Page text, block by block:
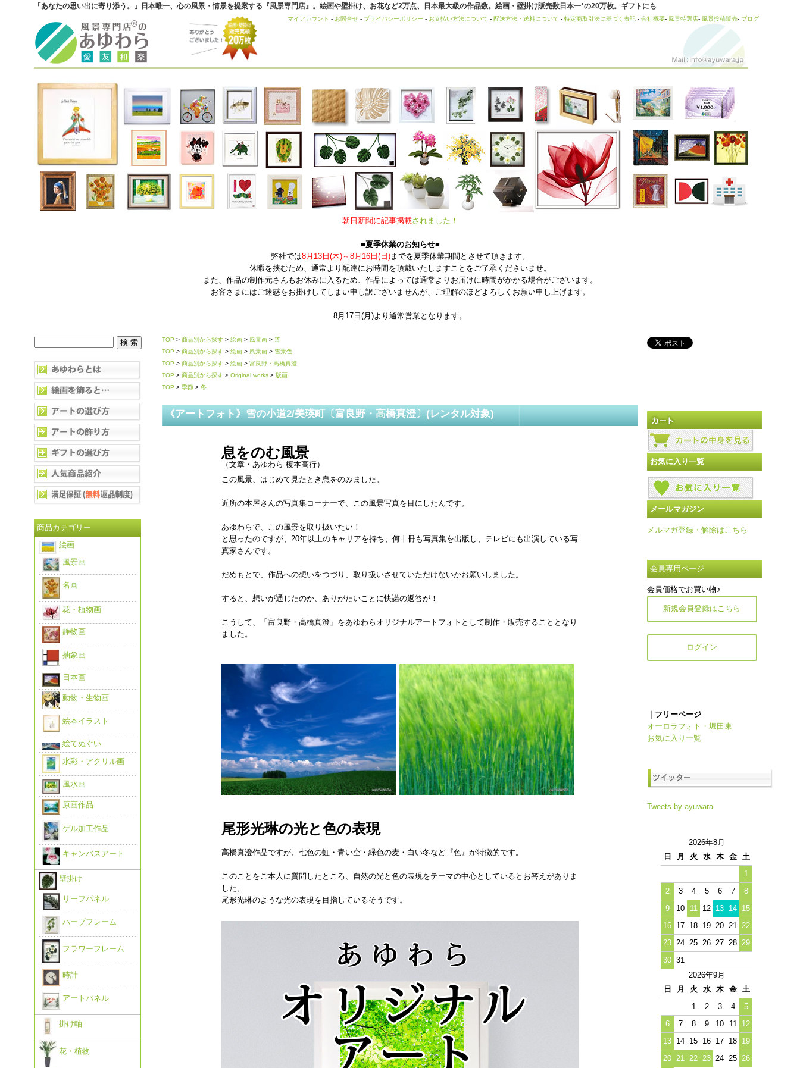
「あなたの思い出に寄り添う。」日本唯一、心の風景・情景を提案する『風景専門店』。絵画や壁掛け、お花など2万点、日本最大級の作品数。絵画・壁掛け販売数日本一*の20万枚。ギフトにも
マイアカウント - お問合せ - プライバシーポリシー - お支払い方法について - 配送方法・送料について - 特定商取引法に基づく表記 - 会社概要- 風景特選店- 風景投稿販売- ブログ
朝日新聞に記事掲載されました！
■夏季休業のお知らせ■
弊社では8月13日(木)～8月16日(日)までを夏季休業期間とさせて頂きます。
休暇を挟むため、通常より配達にお時間を頂戴いたしますことをご了承くださいませ。
また、作品の制作元さんもお休みに入るため、作品によっては通常よりお届けに時間がかかる場合がございます。
お客さまにはご迷惑をお掛けしてしまい申し訳ございませんが、ご理解のほどよろしくお願い申し上げます。
8月17日(月)より通常営業となります。
TOP > 商品別から探す > 絵画 > 風景画 > 道
TOP > 商品別から探す > 絵画 > 風景画 > 雪景色
TOP > 商品別から探す > 絵画 > 富良野・高橋真澄
TOP > 商品別から探す > Original works > 版画
TOP > 季節 > 冬
《アートフォト》雪の小道2/美瑛町〔富良野・高橋真澄〕(レンタル対象)
息をのむ風景
（文章・あゆわら 榎本高行）
この風景、はじめて見たとき息をのみました。
近所の本屋さんの写真集コーナーで、この風景写真を目にしたんです。
あゆわらで、この風景を取り扱いたい！
と思ったのですが、20年以上のキャリアを持ち、何十冊も写真集を出版し、テレビにも出演している写
真家さんです。
だめもとで、作品への想いをつづり、取り扱いさせていただけないかお願いしました。
すると、想いが通じたのか、ありがたいことに快諾の返答が！
こうして、「富良野・高橋真澄」をあゆわらオリジナルアートフォトとして制作・販売することとなり
ました。
尾形光琳の光と色の表現
高橋真澄作品ですが、七色の虹・青い空・緑色の麦・白い冬など『色』が特徴的です。
このことをご本人に質問したところ、自然の光と色の表現をテーマの中心としているとお答えがありま
した。
尾形光琳のような光の表現を目指しているそうです。
商品カテゴリー
絵画
風景画
名画
花・植物画
静物画
抽象画
日本画
動物・生物画
絵本イラスト
絵てぬぐい
水彩・アクリル画
風水画
原画作品
ゲル加工作品
キャンバスアート
壁掛け
リーフパネル
ハーブフレーム
フラワーフレーム
時計
アートパネル
掛け軸
花・植物
お気に入り一覧
メールマガジン
メルマガ登録・解除はこちら
会員専用ページ
会員価格でお買い物♪
新規会員登録はこちら
ログイン
｜フリーページ
オーロラフォト・堀田東
お気に入り一覧
Tweets by ayuwara
2026年8月
日
月 火 水 木 金
土
1
2
3 4 5 6 7
8
9
10 11 12 13 14 15
16 17 18 19 20 21
22
23 24 25 26 27 28 29
30 31
2026年9月
日
月 火 水 木 金
土
1
2 3 4
5
6
7 8 9 10 11
12
13 14 15 16 17 18 19
20 21 22 23 24 25 26